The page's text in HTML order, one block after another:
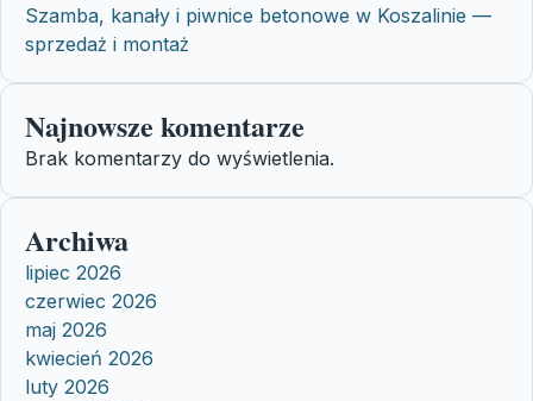
Szamba, kanały i piwnice betonowe w Koszalinie —
sprzedaż i montaż
Najnowsze komentarze
Brak komentarzy do wyświetlenia.
Archiwa
lipiec 2026
czerwiec 2026
maj 2026
kwiecień 2026
luty 2026